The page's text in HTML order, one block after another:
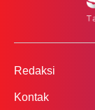
Redaksi
Kontak